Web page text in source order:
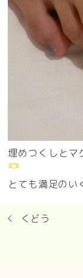
埋めつくしとマ
とても満足のい
くどう